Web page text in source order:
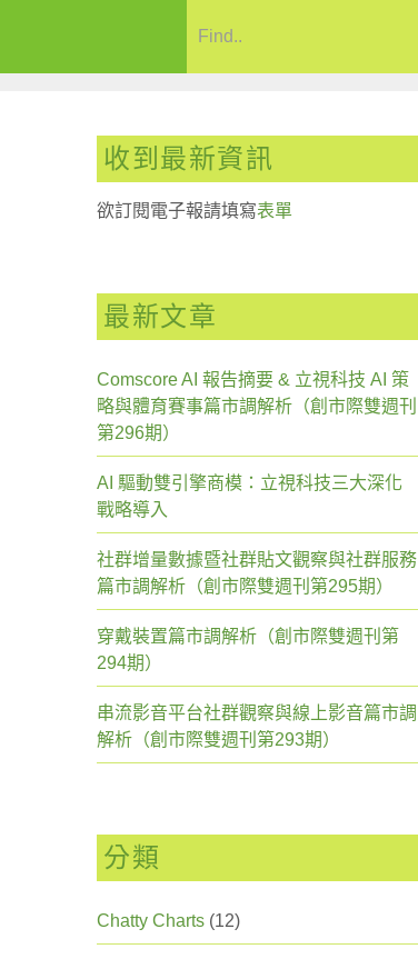
收到最新資訊
欲訂閱電子報請填寫表單
最新文章
Comscore AI 報告摘要 & 立視科技 AI 策
略與體育賽事篇市調解析（創市際雙週刊
第296期）
AI 驅動雙引擎商模：立視科技三大深化
戰略導入
社群增量數據暨社群貼文觀察與社群服務
篇市調解析（創市際雙週刊第295期）
穿戴裝置篇市調解析（創市際雙週刊第
294期）
串流影音平台社群觀察與線上影音篇市調
解析（創市際雙週刊第293期）
分類
Chatty Charts (12)